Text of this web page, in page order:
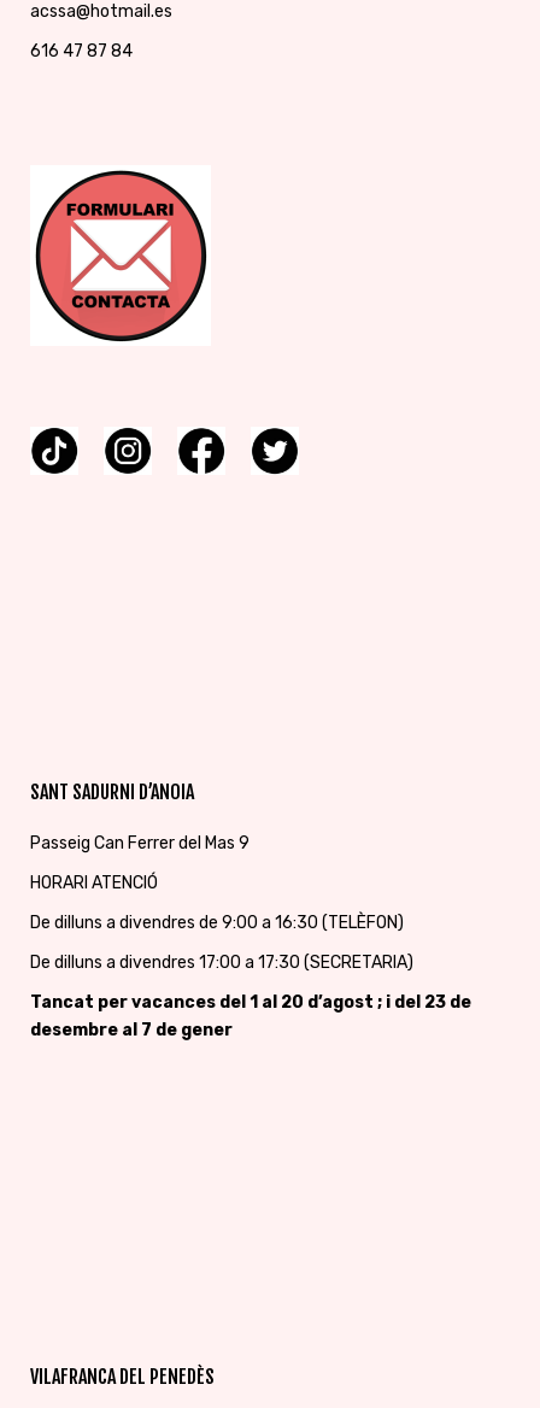
acssa@hotmail.es
616 47 87 84
SANT SADURNI D’ANOIA
Passeig Can Ferrer del Mas 9
HORARI ATENCIÓ
De dilluns a divendres de 9:00 a 16:30 (TELÈFON)
De dilluns a divendres 17:00 a 17:30 (SECRETARIA)
Tancat per vacances del 1 al 20 d’agost ; i del 23 de
desembre al 7 de gener
VILAFRANCA DEL PENEDÈS